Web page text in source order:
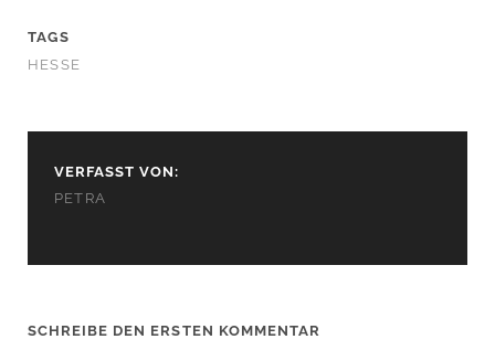
TAGS
HESSE
VERFASST VON:
PETRA
SCHREIBE DEN ERSTEN KOMMENTAR